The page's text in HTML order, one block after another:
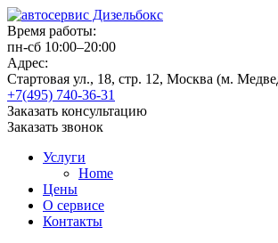
Время работы:
пн-сб 10:00–20:00
Адрес:
Стартовая ул., 18, стр. 12, Москва (м.
+7(495) 740-36-31
Заказать консультацию
Заказать звонок
Услуги
Home
Цены
О сервисе
Контакты